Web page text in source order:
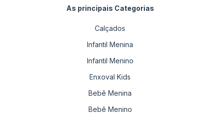
As principais Categorias
Calçados
Infantil Menina
Infantil Menino
Enxoval Kids
Bebê Menina
Bebê Menino